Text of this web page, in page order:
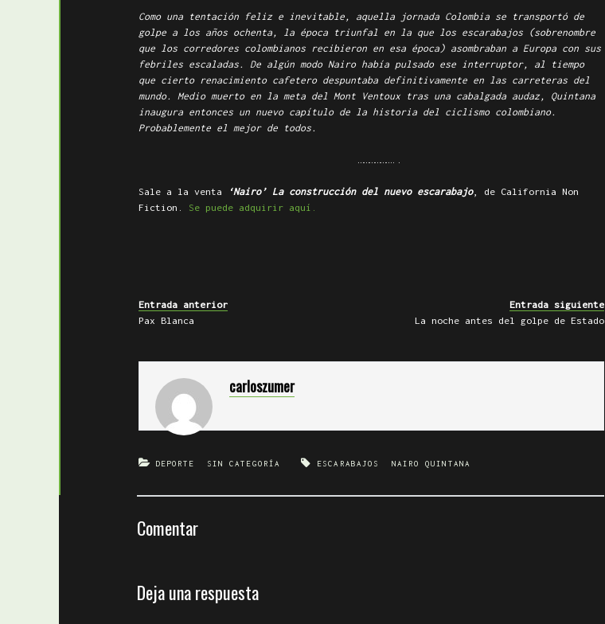
Como una tentación feliz e inevitable, aquella jornada Colombia se transportó de
golpe a los años ochenta, la época triunfal en la que los escarabajos (sobrenombre
que los corredores colombianos recibieron en esa época) asombraban a Europa con sus
febriles escaladas. De algún modo Nairo había pulsado ese interruptor, al tiempo
que cierto renacimiento cafetero despuntaba definitivamente en las carreteras del
mundo. Medio muerto en la meta del Mont Ventoux tras una cabalgada audaz, Quintana
inaugura entonces un nuevo capítulo de la historia del ciclismo colombiano.
Probablemente el mejor de todos.
………………..
Sale a la venta ‘Nairo’ La construcción del nuevo escarabajo, de California Non
Fiction. Se puede adquirir aquí.
Entrada anterior
Pax Blanca
Entrada siguiente
La noche antes del golpe de Estado
carloszumer
DEPORTE SIN CATEGORÍA ESCARABAJOS NAIRO QUINTANA
Comentar
Deja una respuesta